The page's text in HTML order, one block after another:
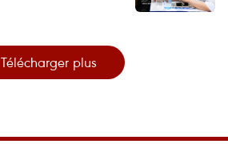
Télécharger plus